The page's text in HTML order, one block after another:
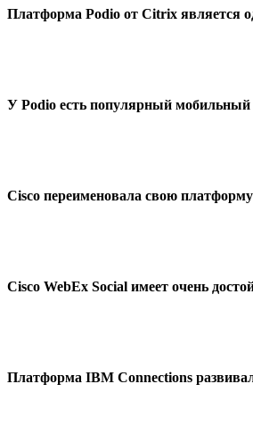
Платформа Podio от Citrix является
У Podio есть популярный мобильный
Cisco переименовала свою
Cisco WebEx Social имеет очень
Платформа IBM Connections